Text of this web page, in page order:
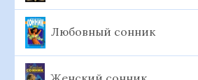
Любовный сонник